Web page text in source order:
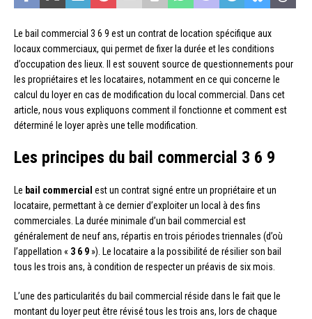
Le bail commercial 3 6 9 est un contrat de location spécifique aux
locaux commerciaux, qui permet de fixer la durée et les conditions
d’occupation des lieux. Il est souvent source de questionnements pour
les propriétaires et les locataires, notamment en ce qui concerne le
calcul du loyer en cas de modification du local commercial. Dans cet
article, nous vous expliquons comment il fonctionne et comment est
déterminé le loyer après une telle modification.
Les principes du bail commercial 3 6 9
Le bail commercial est un contrat signé entre un propriétaire et un
locataire, permettant à ce dernier d’exploiter un local à des fins
commerciales. La durée minimale d’un bail commercial est
généralement de neuf ans, répartis en trois périodes triennales (d’où
l’appellation « 3 6 9»). Le locataire a la possibilité de résilier son bail
tous les trois ans, à condition de respecter un préavis de six mois.
L’une des particularités du bail commercial réside dans le fait que le
montant du loyer peut être révisé tous les trois ans, lors de chaque